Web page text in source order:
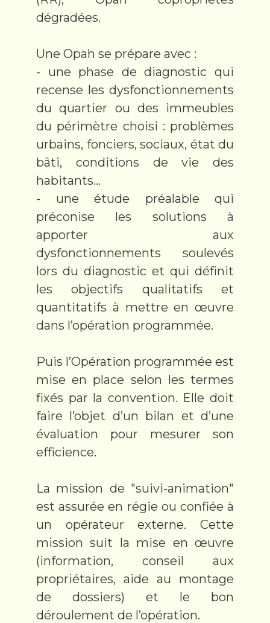
dégradées.
Une Opah se prépare avec :
- une phase de diagnostic qui
recense les dysfonctionnements
du quartier ou des immeubles
du périmètre choisi : problèmes
urbains, fonciers, sociaux, état du
bâti, conditions de vie des
habitants…
- une étude préalable qui
préconise les solutions à
apporter aux
dysfonctionnements soulevés
lors du diagnostic et qui définit
les objectifs qualitatifs et
quantitatifs à mettre en œuvre
dans l’opération programmée.
Puis l’Opération programmée est
mise en place selon les termes
fixés par la convention. Elle doit
faire l’objet d’un bilan et d’une
évaluation pour mesurer son
efficience.
La mission de "suivi-animation"
est assurée en régie ou confiée à
un opérateur externe. Cette
mission suit la mise en œuvre
(information, conseil aux
propriétaires, aide au montage
de dossiers) et le bon
déroulement de l’opération.